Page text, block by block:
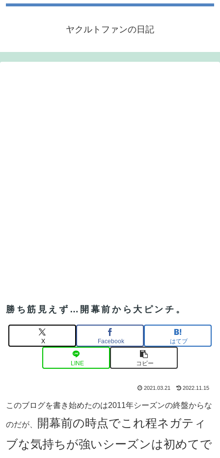
ヤクルトファンの日記
勝ち筋見えず…開幕前から大ピンチ。
X Facebook はてブ
LINE コピー
2021.03.21 2022.11.15
このブログを書き始めたのは2011年シーズンの終盤からな
のだが、
開幕前の時点でこれ程ネガティ
ブな気持ちが強いシーズンは初めてで